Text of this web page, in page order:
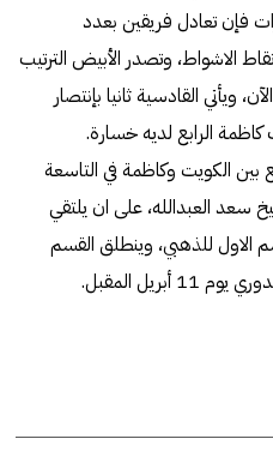
فإن تعادل فريقين بعدد
الاشواط، وتصدر الأبيض الترتيب
ويأتي القادسية ثانيا بإنتصار
الرابع لديه خسارة.
بين الكويت وكاظمة في التاسعة
سعد العبدالله، على ان يلتقي
الاول للذهبي، وينطلق القسم
المقبل.